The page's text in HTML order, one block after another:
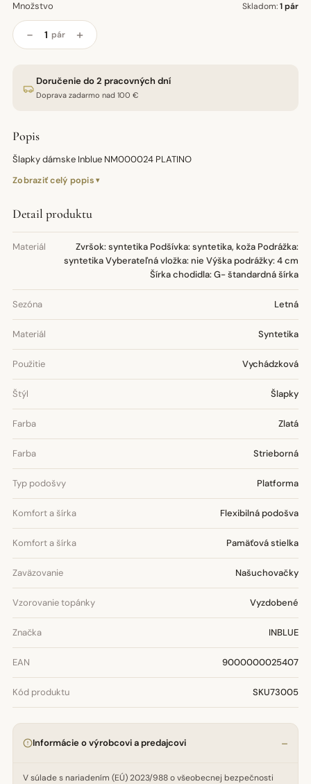
Množstvo Skladom:1 pár
− pár +
Doručenie do 2 pracovných dní
Doprava zadarmo nad 100 €
Popis
Šlapky dámske Inblue NM000024 PLATINO
Zobraziť celý popis
Detail produktu
Materiál
Zvršok: syntetika Podšívka: syntetika, koža Podrážka:
syntetika Vyberateľná vložka: nie Výška podrážky: 4 cm
Šírka chodidla: G- štandardná šírka
Sezóna Letná
Materiál Syntetika
Použitie Vychádzková
Štýl Šlapky
Farba Zlatá
Farba Strieborná
Typ podošvy Platforma
Komfort a šírka Flexibilná podošva
Komfort a šírka Pamäťová stielka
Zaväzovanie Našuchovačky
Vzorovanie topánky Vyzdobené
Značka INBLUE
EAN 9000000025407
Kód produktu SKU73005
Informácie o výrobcovi a predajcovi
V súlade s nariadením (EÚ) 2023/988 o všeobecnej bezpečnosti